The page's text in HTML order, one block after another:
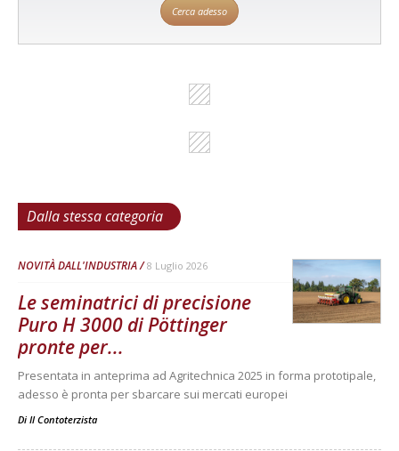
Cerca adesso
Dalla stessa categoria
NOVITÀ DALL'INDUSTRIA 8 Luglio 2026
Le seminatrici di precisione
Puro H 3000 di Pöttinger
pronte per...
Presentata in anteprima ad Agritechnica 2025 in forma prototipale,
adesso è pronta per sbarcare sui mercati europei
Di Il Contoterzista